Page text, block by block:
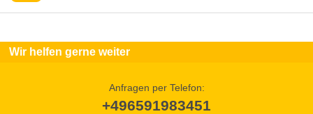
Wir helfen gerne weiter
Anfragen per Telefon:
+496591983451